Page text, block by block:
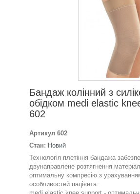
Бандаж колінний з
обідком medi elastic
602
Артикул 602
Стан: Новий
Технологія плетіння бандажа
двунаправлене розтягнення
оптимальну компресію з
особливостей пацієнта.